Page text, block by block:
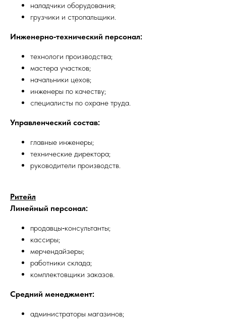
наладчики оборудования;
грузчики и стропальщики.
Инженерно‑технический персонал:
технологи производства;
мастера участков;
начальники цехов;
инженеры по качеству;
специалисты по охране труда.
Управленческий состав:
главные инженеры;
технические директора;
руководители производств.
Ритейл
Линейный персонал:
продавцы‑консультанты;
кассиры;
мерчендайзеры;
работники склада;
комплектовщики заказов.
Средний менеджмент:
администраторы магазинов;